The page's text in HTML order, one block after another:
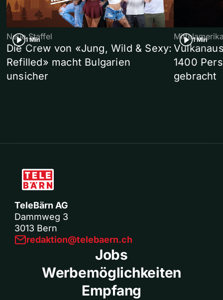
1 Min
Neue Staffel
Die Crew von «Jung, Wild & Sexy:
Refilled» macht Bulgarien
unsicher
1 Min
1400
gebracht
TeleBärn AG
Dammweg 3
3013 Bern
redaktion@telebaern.ch
Jobs
Werbemöglichkeiten
Empfang